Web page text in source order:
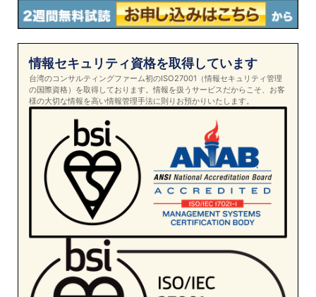
情報セキュリティ資格を取得しています
台湾のコンサルティングファーム初のISO27001（情報セキュリティ管理
の国際資格）を取得しております。情報を扱うサービスだからこそ、お客
様の大切な情報を高い情報管理手法に則りお預かりいたします。